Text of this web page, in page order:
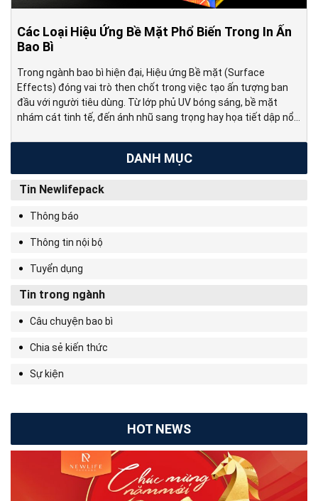
Các Loại Hiệu Ứng Bề Mặt Phổ Biến Trong In Ấn
Bao Bì
Trong ngành bao bì hiện đại, Hiệu ứng Bề mặt (Surface
Effects) đóng vai trò then chốt trong việc tạo ấn tượng ban
đầu với người tiêu dùng. Từ lớp phủ UV bóng sáng, bề mặt
nhám cát tinh tế, đến ánh nhũ sang trọng hay họa tiết dập nổi
DANH MỤC
Tin Newlifepack
Thông báo
Thông tin nội bộ
Tuyển dụng
Tin trong ngành
Câu chuyện bao bì
Chia sẻ kiến thức
Sự kiện
HOT NEWS